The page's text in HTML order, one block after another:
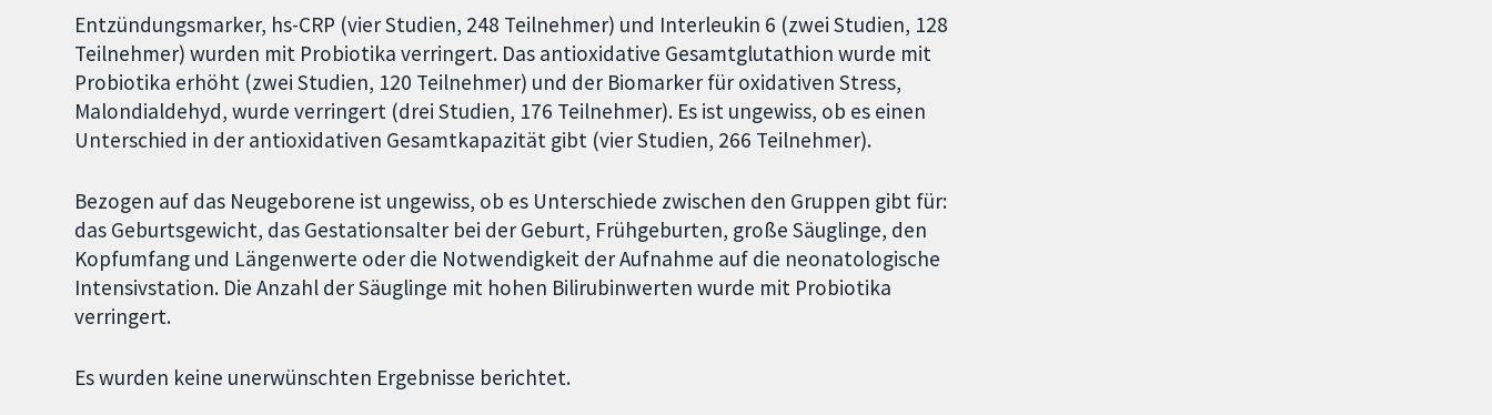
Entzündungsmarker, hs-CRP (vier Studien, 248 Teilnehmer) und Interleukin 6 (zwei Studien, 128
Teilnehmer) wurden mit Probiotika verringert. Das antioxidative Gesamtglutathion wurde mit
Probiotika erhöht (zwei Studien, 120 Teilnehmer) und der Biomarker für oxidativen Stress,
Malondialdehyd, wurde verringert (drei Studien, 176 Teilnehmer). Es ist ungewiss, ob es einen
Unterschied in der antioxidativen Gesamtkapazität gibt (vier Studien, 266 Teilnehmer).
Bezogen auf das Neugeborene ist ungewiss, ob es Unterschiede zwischen den Gruppen gibt für:
das Geburtsgewicht, das Gestationsalter bei der Geburt, Frühgeburten, große Säuglinge, den
Kopfumfang und Längenwerte oder die Notwendigkeit der Aufnahme auf die neonatologische
Intensivstation. Die Anzahl der Säuglinge mit hohen Bilirubinwerten wurde mit Probiotika
verringert.
Es wurden keine unerwünschten Ergebnisse berichtet.